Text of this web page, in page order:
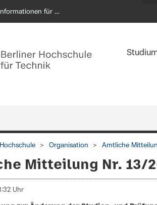
Informationen für …
Hochschule Organisation Amtliche
Mitteilung Nr. 13/
Uhr